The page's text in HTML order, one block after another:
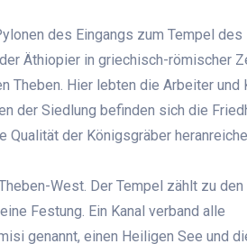
des Eingangs zum Tempel des
Äthiopier in griechisch-römischer
Theben. Hier lebten die Arbeiter und
der Siedlung befinden sich die
der Königsgräber
West. Der Tempel zählt zu den
Festung. Ein Kanal verband alle
genannt, einen Heiligen See und